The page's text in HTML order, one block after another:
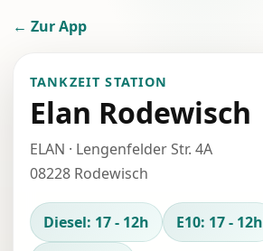
← Zur App
TANKZEIT STATION
Elan Rodewisch
ELAN · Lengenfelder Str. 4A
08228 Rodewisch
Diesel: 17 - 12h
E10: 17 - 12h